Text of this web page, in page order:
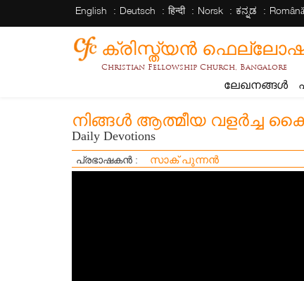
English Deutsch हिन्दी Norsk ಕನ್ನಡ Română
ക്രിസ്ത്യന്‍
Christian Fellowship Church, Bangalore
ലേഖനങ്ങൾ
നിങ്ങൾ ആത്മീയ വളർച്ച
Daily Devotions
പ്രഭാഷകൻ : സാക് പുന്നൻ